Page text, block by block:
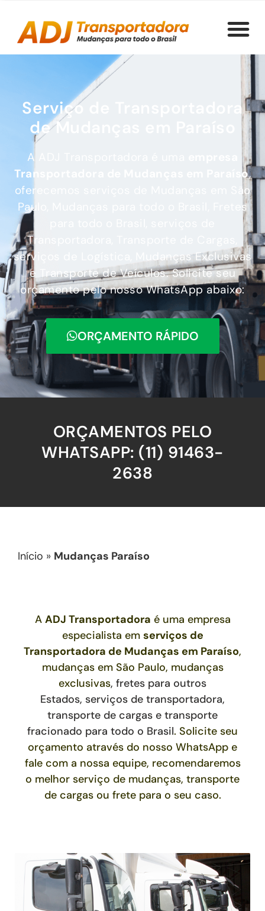
Serviço de Transportadora
de Mudanças em Paraíso
A ADJ Transportadora é uma
Transportadora de Mudanças
em Paraíso,
oferecemos serviços de Mudanças em São
Paulo, Mudanças para todo o Brasil, Fretes
Transportadora, Transporte de Cargas,
serviços de Logística, Mudanças Exclusivas
e Transporte de Veículos. Solicite seu
orçamento pelo nosso WhatsApp abaixo:
ORÇAMENTO RÁPIDO
ORÇAMENTOS PELO
WHATSAPP: (11) 91463-
2638
Início » Mudanças Paraíso
A ADJ Transportadora é uma empresa
especialista em serviços de
Transportadora de Mudanças em Paraíso,
mudanças em São Paulo, mudanças
exclusivas, fretes para outros
Estados, serviços de transportadora,
transporte de cargas e transporte
fracionado para todo o Brasil. Solicite seu
orçamento através do nosso WhatsApp e
fale com a nossa equipe, recomendaremos
o melhor serviço de mudanças, transporte
de cargas ou frete para o seu caso.